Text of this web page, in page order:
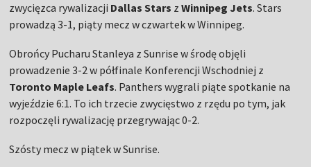
zwycięzca rywalizacji Dallas Stars zWinnipeg Jets. Stars
prowadzą 3-1, piąty mecz w czwartek w Winnipeg.
Obrońcy Pucharu Stanleya z Sunrise w środę objęli
prowadzenie 3-2 w półfinale Konferencji Wschodniej z
Toronto Maple Leafs. Panthers wygrali piąte spotkanie na
wyjeździe 6:1. To ich trzecie zwycięstwo z rzędu po tym, jak
rozpoczęli rywalizację przegrywając 0-2.
Szósty mecz w piątek w Sunrise.